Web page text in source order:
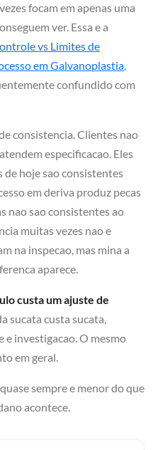
focam em apenas uma
ver. Essa e a
vs Limites de
em Galvanoplastia,
confundido com
consistencia. Clientes nao
especificacao. Eles
de hoje sao consistentes
em deriva produz pecas
nao sao consistentes ao
muitas vezes nao e
na inspecao, mas mina a
aparece.
custa um ajuste de
sucata custa sucata,
e investigacao. O mesmo
em geral.
sempre e menor do que
acontece.